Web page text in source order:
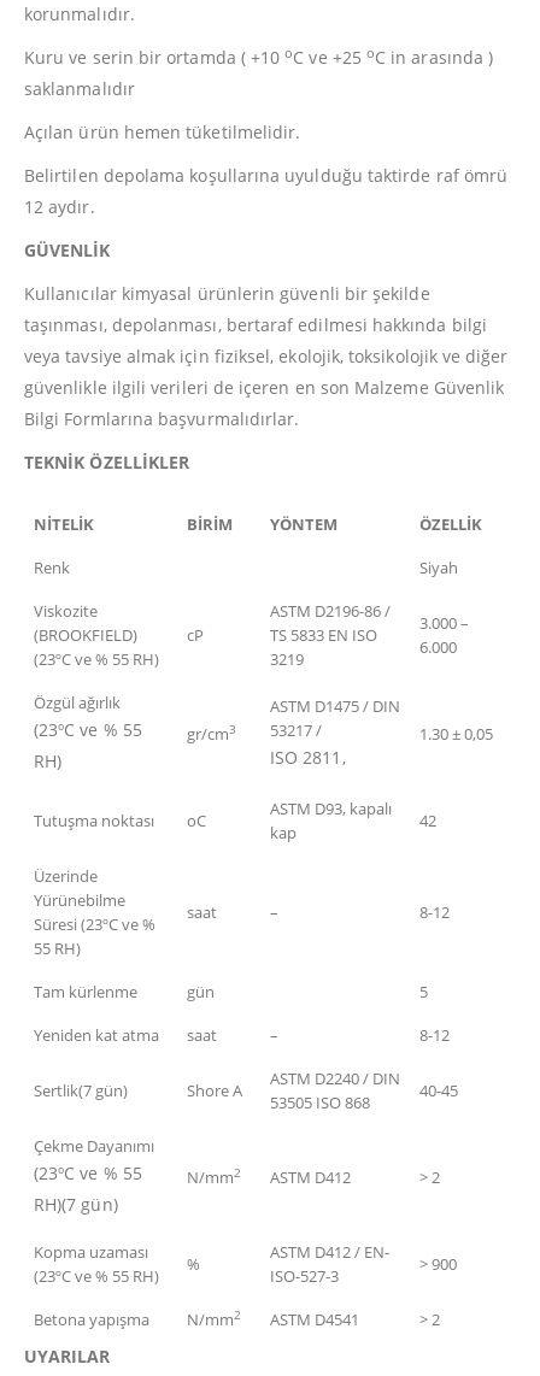
korunmalıdır.
Kuru ve serin bir ortamda ( +10oC ve +25 oC in arasında )
saklanmalıdır
Açılan ürün hemen tüketilmelidir.
Belirtilen depolama koşullarına uyulduğu taktirde raf ömrü
12 aydır.
GÜVENLİK
Kullanıcılar kimyasal ürünlerin güvenli bir şekilde
taşınması, depolanması, bertaraf edilmesi hakkında bilgi
veya tavsiye almak için fiziksel, ekolojik, toksikolojik ve diğer
güvenlikle ilgili verileri de içeren en son Malzeme Güvenlik
Bilgi Formlarına başvurmalıdırlar.
TEKNİK ÖZELLİKLER
NİTELİK BİRİM YÖNTEM
ÖZELLİK
Renk
Siyah
Viskozite
(BROOKFIELD)
(23ºC ve % 55 RH)
cP
ASTM D2196-86 /
TS 5833 EN ISO
3219
3.000 –
6.000
Özgül ağırlık
(23ºC ve % 55
RH)
gr/cm3
ASTM D1475 / DIN
53217 /
ISO 2811,
1.30 ± 0,05
Tutuşma noktası oC
ASTM D93, kapalı
kap
42
Üzerinde
Yürünebilme
Süresi (23ºC ve %
55 RH)
saat – 8-12
Tam kürlenme gün
5
Yeniden kat atma
saat – 8-12
Sertlik(7 gün) Shore A
ASTM D2240 / DIN
53505 ISO 868
40-45
Çekme Dayanımı
(23ºC ve % 55
RH)(7 gün)
N/mm2 ASTM D412 > 2
Kopma uzaması
(23ºC ve % 55 RH)
%
ASTM D412 / EN-
ISO-527-3
> 900
Betona yapışma N/mm2 ASTM D4541 > 2
UYARILAR